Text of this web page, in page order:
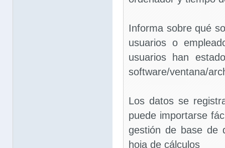
Informa sobre qué
usuarios o
usuarios han
software/ventana/
Los datos se
puede importarse
gestión de base de
hoja de cálculos